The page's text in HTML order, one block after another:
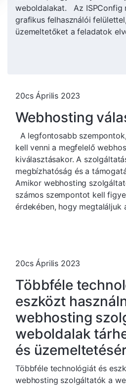
weboldalakat. Az ISPConfig
grafikus felhasználói
üzemeltetőket a feladatok
20cs Április 2023
Webhosting
A legfontosabb
kell venni a megfelelő
kiválasztásakor. A
megbízhatóság és a
Amikor webhosting
számos szempontot kell
érdekében, hogy megtaláljuk
20cs Április 2023
Többféle
eszközt
webhosting
weboldalak
és
Többféle technológiát és
webhosting szolgáltatók a